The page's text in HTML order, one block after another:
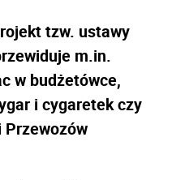
tzw. ustawy
m.in.
w budżetówce,
i cygaretek czy